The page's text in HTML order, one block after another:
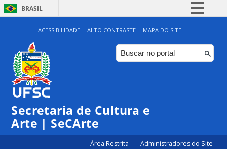
BRASIL
Simplifique!
Comunica BR
Participe
ACESSIBILIDADE ALTO CONTRASTE MAPA DO SITE
Secretaria de Cultura e
Arte | SeCArte
Área Restrita Administradores do Site
0:00
1:00